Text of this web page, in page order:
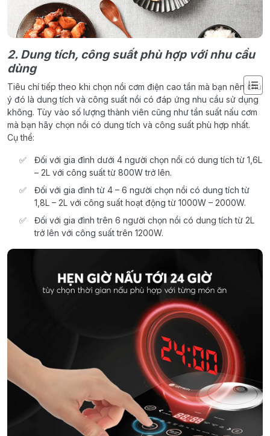
2. Dung tích, công suất phù hợp với nhu cầu
dùng
Tiêu chí tiếp theo khi chọn nồi cơm điện cao tần mà bạn nên chú
ý đó là dung tích và công suất nồi có đáp ứng nhu cầu sử dụng
không. Tùy vào số lượng thành viên cũng như tần suất nấu cơm
mà bạn hãy chọn nồi có dung tích và công suất phù hợp nhất.
Cụ thể:
Đối với gia đình dưới 4 người chọn nồi có dung tích từ 1,6L
– 2L với công suất từ 800W trở lên.
Đối với gia đình từ 4 – 6 người chọn nồi có dung tích từ
1,8L – 2L với công suất hoạt động từ 1000W – 2000W.
Đối với gia đình trên 6 người chọn nồi có dung tích từ 2L
trở lên với công suất trên 1200W.